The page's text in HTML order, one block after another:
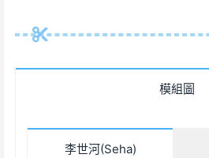
模組圖
李世河(Seha)